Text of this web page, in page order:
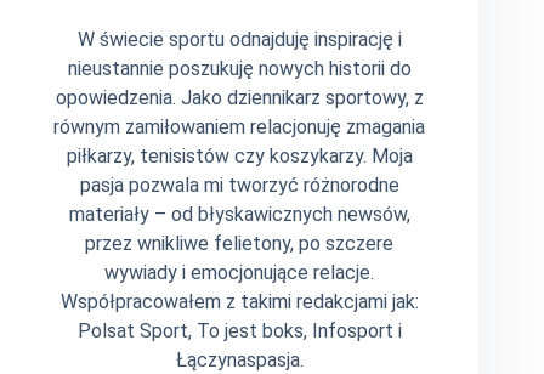
W świecie sportu odnajduję inspirację i
nieustannie poszukuję nowych historii do
opowiedzenia. Jako dziennikarz sportowy, z
równym zamiłowaniem relacjonuję zmagania
piłkarzy, tenisistów czy koszykarzy. Moja
pasja pozwala mi tworzyć różnorodne
materiały – od błyskawicznych newsów,
przez wnikliwe felietony, po szczere
wywiady i emocjonujące relacje.
Współpracowałem z takimi redakcjami jak:
Polsat Sport, To jest boks, Infosport i
Łączynaspasja.